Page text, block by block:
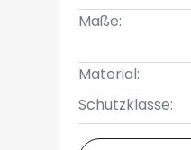
Maße:
Material:
Schutzklasse: